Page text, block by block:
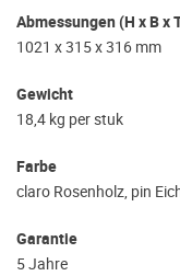
Abmessungen (H x B x
1021 x 315 x 316 mm
Gewicht
18,4 kg per stuk
Farbe
claro Rosenholz, pin
Garantie
5 Jahre